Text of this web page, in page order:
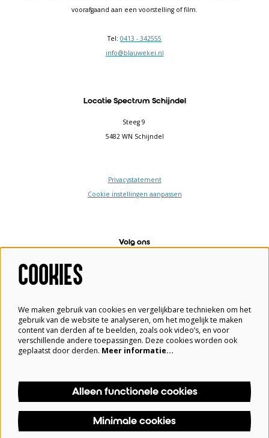
voorafgaand aan een voorstelling of film.
Tel: 0413 - 342555
info@blauwekei.nl
Locatie Spectrum Schijndel
Steeg 9
5482 WN Schijndel
Privacystatement
Cookie instellingen aanpassen
Volg ons
Aanmelden
Deze site wordt beschermd door reCAPTCHA, dataverwerking gebeurt in overeenstemming met deCloud Data Processing Addendum van Google.
COOKIES
We maken gebruik van cookies en vergelijkbare technieken om het
gebruik van de website te analyseren, om het mogelijk te maken
content van derden af te beelden, zoals ook video’s, en voor
verschillende andere toepassingen. Deze cookies worden ook
geplaatst door derden. Meer informatie…
Alleen functionele cookies
Minimale cookies